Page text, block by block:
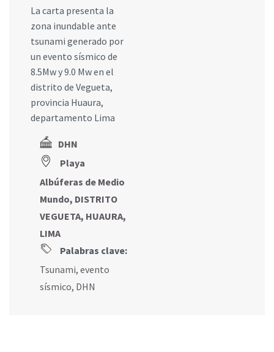
La carta presenta la
zona inundable ante
tsunami generado por
un evento sísmico de
8.5Mw y 9.0 Mw en el
distrito de Vegueta,
provincia Huaura,
departamento Lima
DHN
Playa
Albúferas de Medio
Mundo, DISTRITO
VEGUETA, HUAURA,
LIMA
Palabras clave:
Tsunami, evento
sísmico, DHN